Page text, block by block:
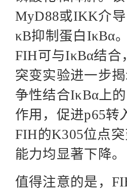
MyD88或IKK介
κB抑制蛋白IκBα
FIH可与IκBα结合
突变实验进一步
争性结合IκBα上
作用，促进p65转
FIH的K305位点
能力均显著下降。
值得注意的是，